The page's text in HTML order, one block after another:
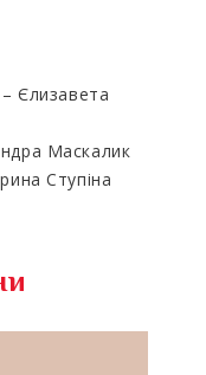
– Єлизавета
Маскалик
Ступіна